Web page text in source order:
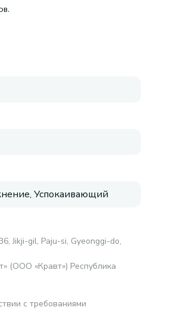
Успокаивающий
Jikji-gil, Paju-si, Gyeonggi-do,
(ООО «Кравт») Республика
с требованиями